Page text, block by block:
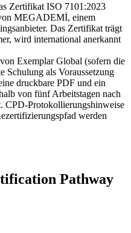
Zertifikat ISO 7101:2023
MEGADEMİ, einem
Das Zertifikat trägt
wird international anerkannt
Exemplar Global (sofern die
Schulung als Voraussetzung
druckbare PDF und ein
von fünf Arbeitstagen nach
CPD-Protokollierungshinweise
werden
Pathway